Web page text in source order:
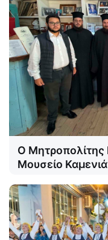
Ο Μητροπολίτης
Μουσείο